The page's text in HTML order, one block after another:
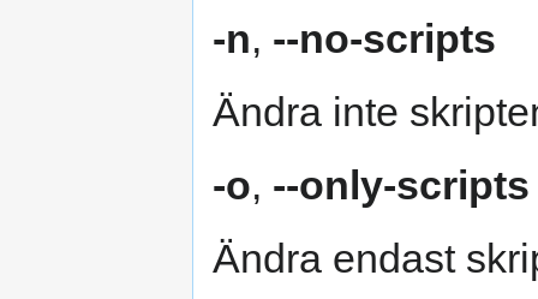
-n, --no-scripts
Ändra inte
-o, --only-scripts
Ändra endast